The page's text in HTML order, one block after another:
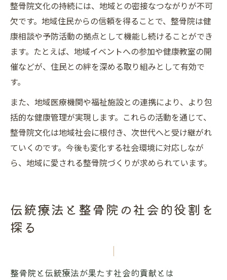
整骨院文化の持続には、地域との密接なつながりが不可
欠です。地域住民からの信頼を得ることで、整骨院は健
康相談や予防活動の拠点として機能し続けることができ
ます。たとえば、地域イベントへの参加や健康教室の開
催などが、住民との絆を深める取り組みとして有効で
す。
また、地域医療機関や福祉施設との連携により、より包
括的な健康管理が実現します。これらの活動を通じて、
整骨院文化は地域社会に根付き、次世代へと受け継がれ
ていくのです。今後も変化する社会環境に対応しなが
ら、地域に愛される整骨院づくりが求められています。
伝統療法と整骨院の社会的役割を
探る
整骨院と伝統療法が果たす社会的貢献とは